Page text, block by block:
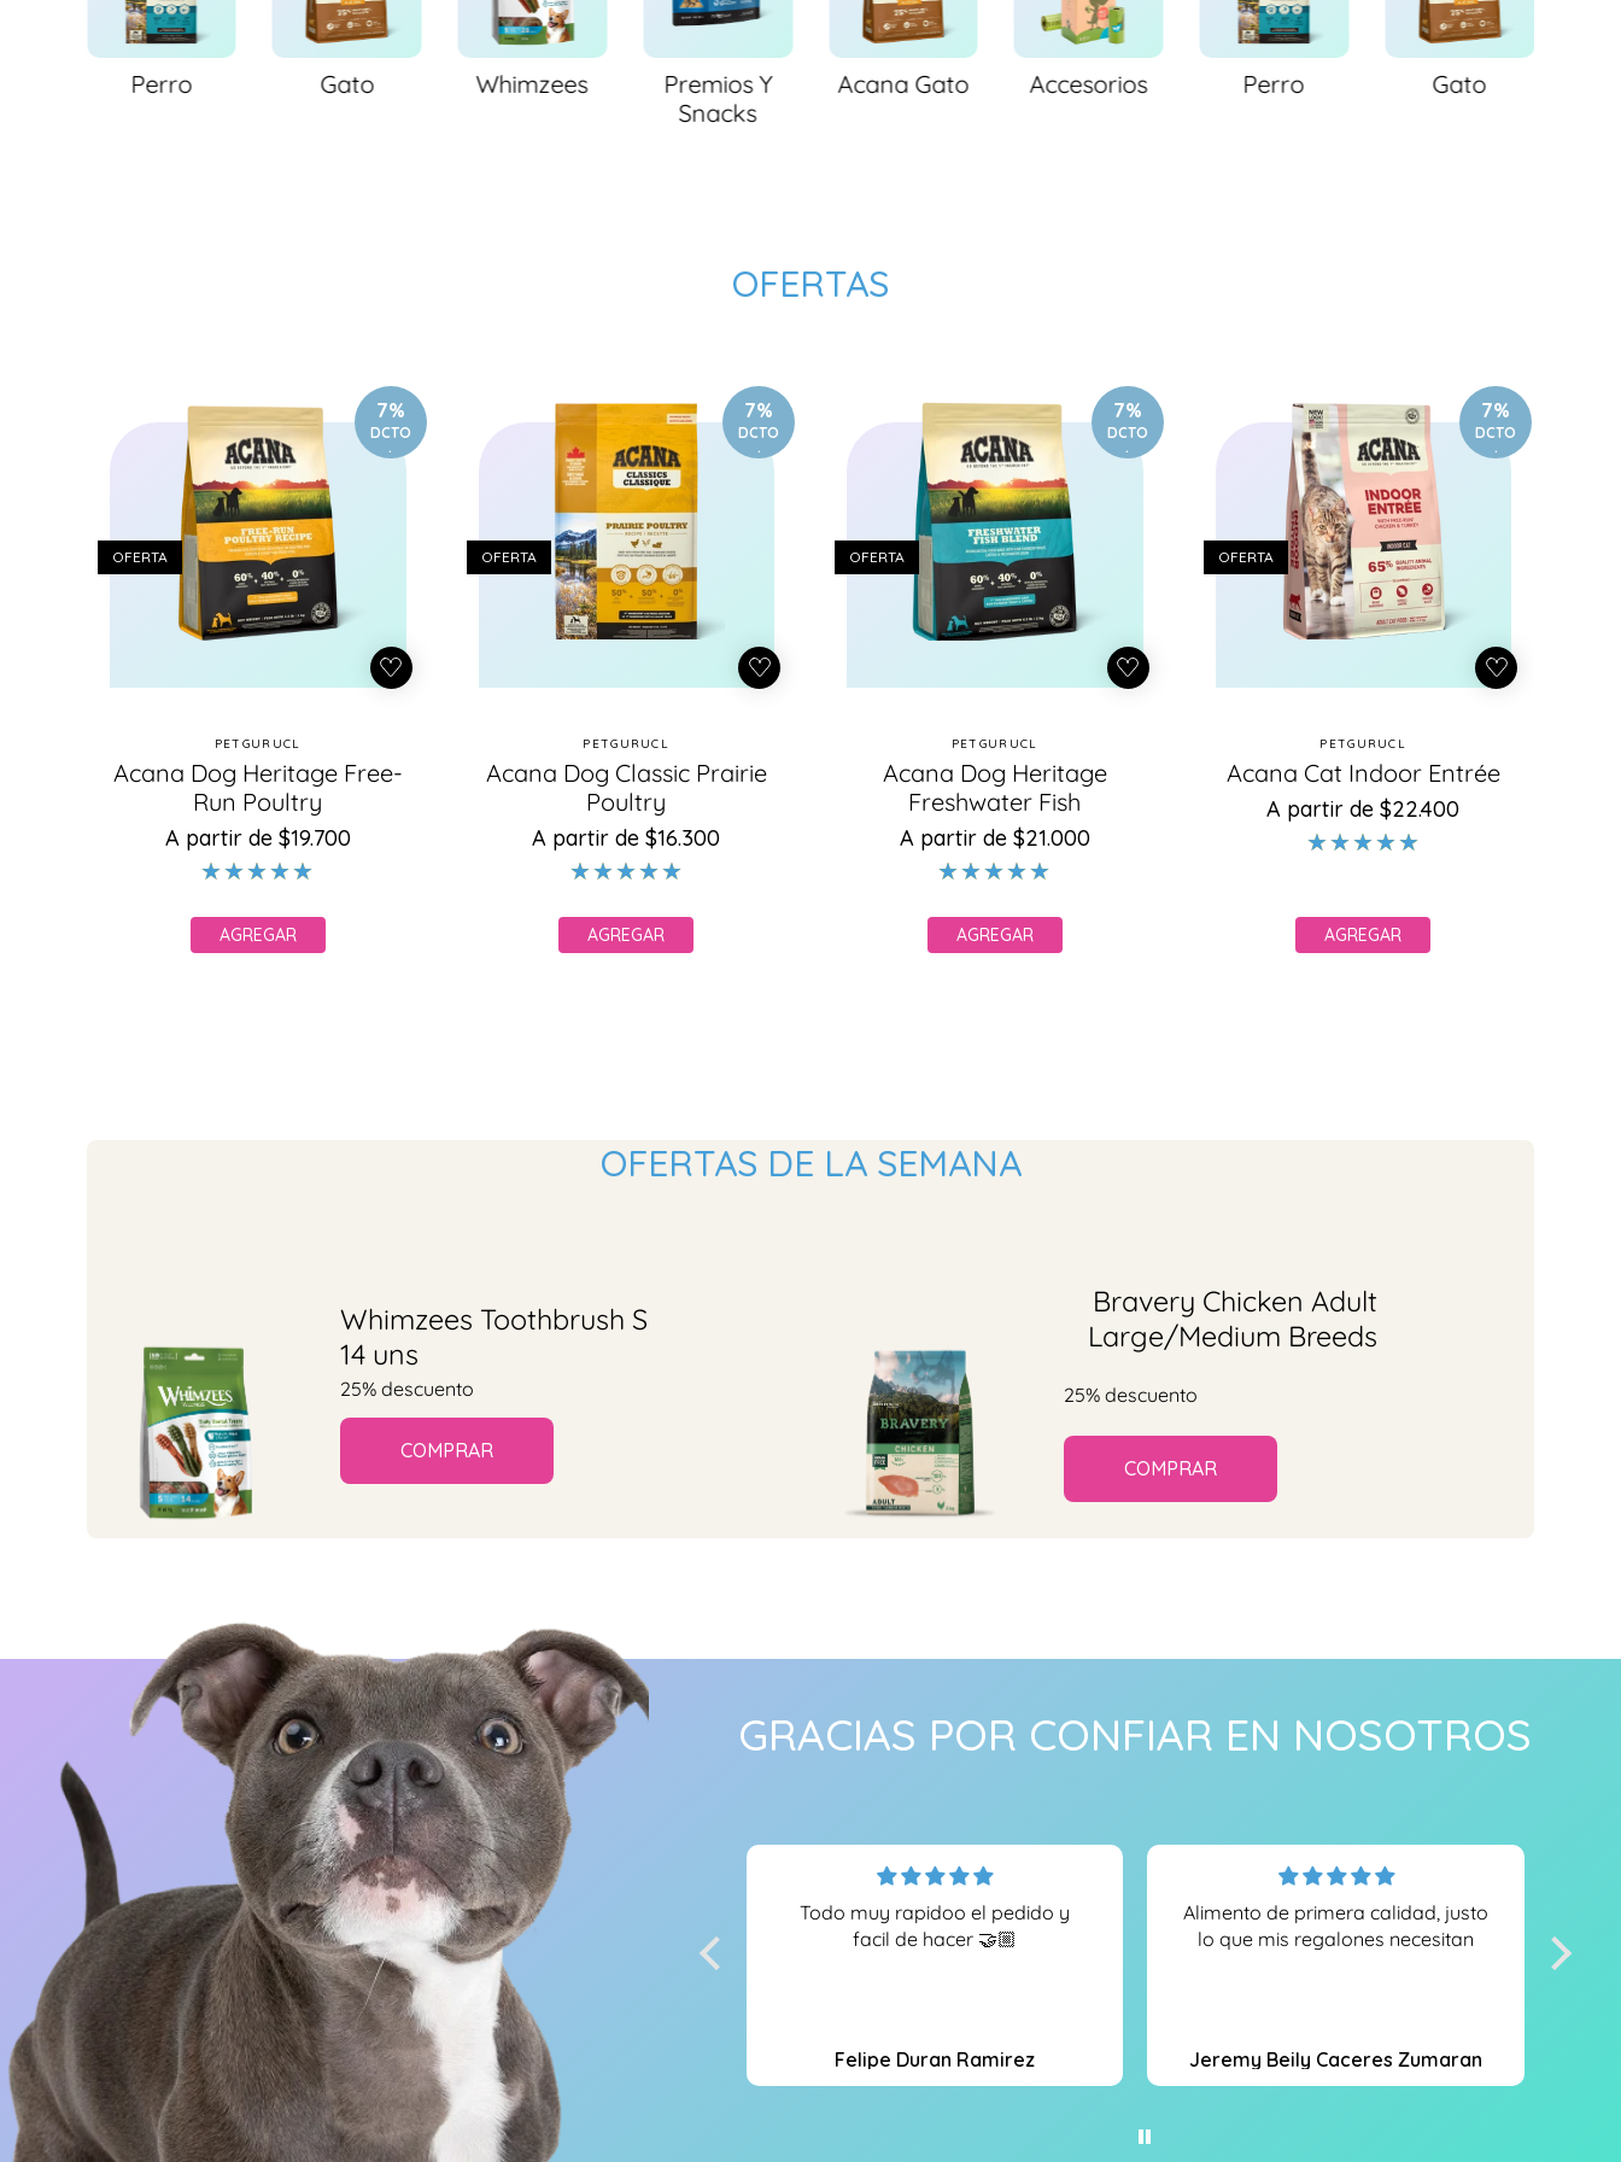
Perro Gato Whimzees
Premios Y
Snacks
Acana Gato Accesorios Perro Gato
OFERTAS
7%
DCTO
.
OFERTA
Proveedor:
PETGURUCL
Acana Dog Heritage Free-
Run Poultry
Precio
habitual
Precio
de
A partir de $19.700
AGREGAR
7%
DCTO
.
OFERTA
Proveedor:
PETGURUCL
Acana Dog Classic Prairie
Poultry
Precio
habitual
Precio
de
A partir de $16.300
AGREGAR
7%
DCTO
.
OFERTA
Proveedor:
PETGURUCL
Acana Dog Heritage
Freshwater Fish
Precio
habitual
Precio
de
A partir de $21.000
AGREGAR
7%
DCTO
.
OFERTA
Proveedor:
PETGURUCL
Acana Cat Indoor Entrée
Precio
habitual
Precio
de
A partir de $22.400
AGREGAR
OFERTAS DE LA SEMANA
Whimzees Toothbrush S
14 uns
25% descuento
COMPRAR
Bravery Chicken Adult
Large/Medium Breeds
25% descuento
COMPRAR
GRACIAS POR CONFIAR EN NOSOTROS
Todo muy rapidoo el pedido y
facil de hacer 🤝🏼
Felipe Duran Ramirez
Alimento de primera calidad, justo
lo que mis regalones necesitan
Jeremy Beily Caceres Zumaran